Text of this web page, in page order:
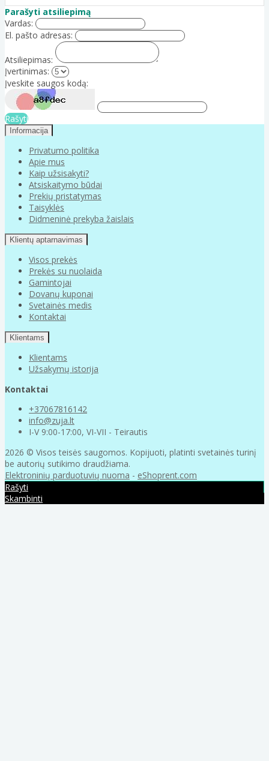
Parašyti atsiliepimą
Vardas:
El. pašto adresas:
Atsiliepimas:
Įvertinimas:
Įveskite saugos kodą:
Rašyti
Informacija
Privatumo politika
Apie mus
Kaip užsisakyti?
Atsiskaitymo būdai
Prekių pristatymas
Taisyklės
Didmeninė prekyba žaislais
Klientų aptarnavimas
Visos prekės
Prekės su nuolaida
Gamintojai
Dovanų kuponai
Svetainės medis
Kontaktai
Klientams
Klientams
Užsakymų istorija
Kontaktai
+37067816142
info@zuja.lt
I-V 9:00-17:00, VI-VII - Teirautis
2026 © Visos teisės saugomos. Kopijuoti, platinti svetainės turinį
be autorių sutikimo draudžiama.
Elektroninių parduotuvių nuoma - eShoprent.com
Rašyti
Skambinti